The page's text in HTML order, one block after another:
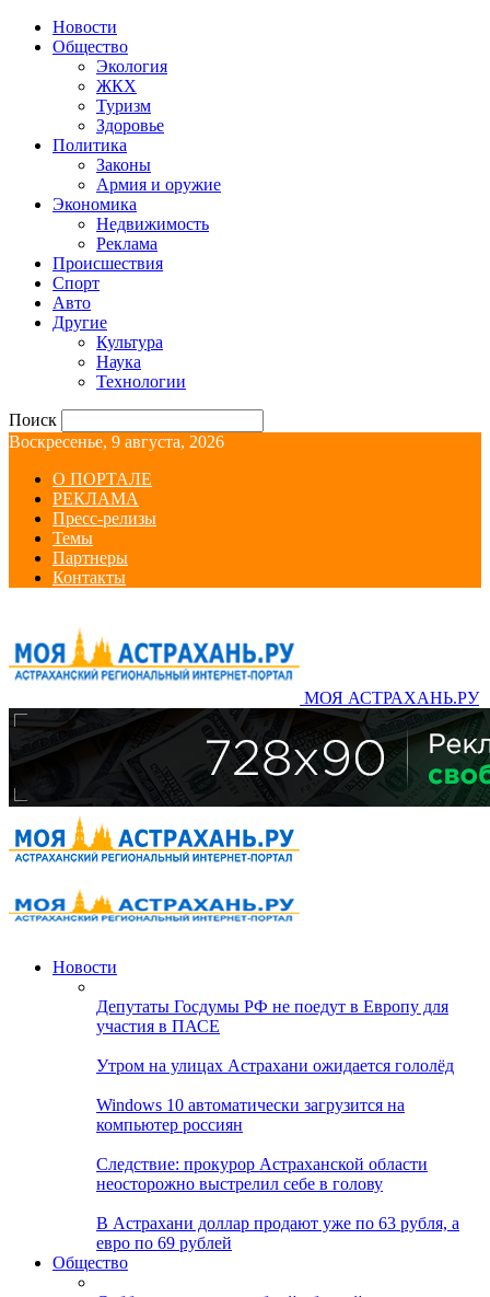
Новости
Общество
Экология
ЖКХ
Туризм
Здоровье
Политика
Законы
Армия и оружие
Экономика
Недвижимость
Реклама
Происшествия
Спорт
Авто
Другие
Культура
Наука
Технологии
Поиск
Воскресенье, 9 августа, 2026
О ПОРТАЛЕ
РЕКЛАМА
Пресс-релизы
Темы
Партнеры
Контакты
МОЯ АСТРАХАНЬ.РУ
Новости
Депутаты Госдумы РФ не поедут в Европу для
участия в ПАСЕ
Утром на улицах Астрахани ожидается гололёд
Windows 10 автоматически загрузится на
компьютер россиян
Следствие: прокурор Астраханской области
неосторожно выстрелил себе в голову
В Астрахани доллар продают уже по 63 рубля, а
евро по 69 рублей
Общество